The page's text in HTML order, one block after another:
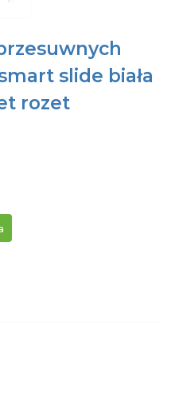
slide biała
rozet